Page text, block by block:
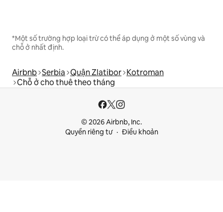
*Một số trường hợp loại trừ có thể áp dụng ở một số vùng và
chỗ ở nhất định.
Airbnb Serbia Quận Zlatibor Kotroman
Chỗ ở cho thuê theo tháng
© 2026 Airbnb, Inc.
Quyền riêng tư
Điều khoản